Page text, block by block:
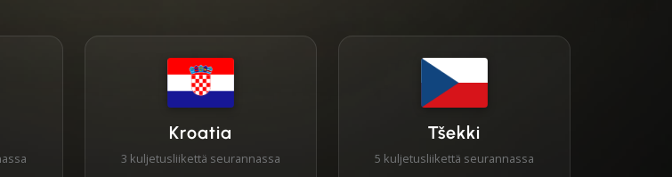
Kroatia
3 kuljetusliikettä seurannassa
Tšekki
5 kuljetusliikettä seurannassa